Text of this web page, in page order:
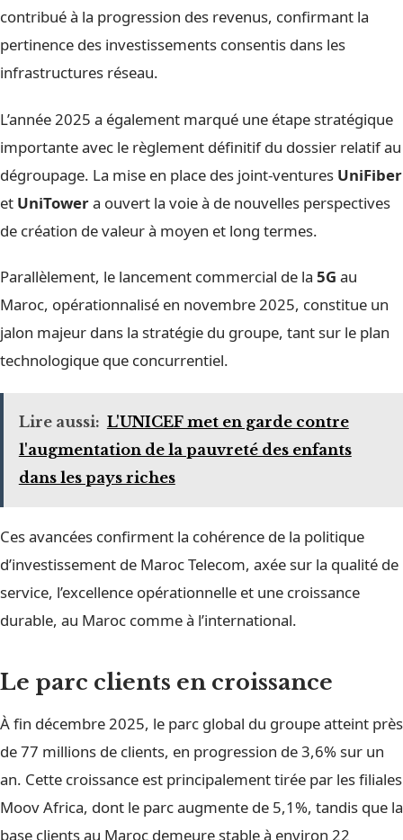
contribué à la progression des revenus, confirmant la
pertinence des investissements consentis dans les
infrastructures réseau.
L’année 2025 a également marqué une étape stratégique
importante avec le règlement définitif du dossier relatif au
dégroupage. La mise en place des joint-ventures UniFiber
et UniTowera ouvert la voie à de nouvelles perspectives
de création de valeur à moyen et long termes.
Parallèlement, le lancement commercial de la 5G au
Maroc, opérationnalisé en novembre 2025, constitue un
jalon majeur dans la stratégie du groupe, tant sur le plan
technologique que concurrentiel.
Lire aussi: L'UNICEF met en garde contre
l'augmentation de la pauvreté des enfants
dans les pays riches
Ces avancées confirment la cohérence de la politique
d’investissement de Maroc Telecom, axée sur la qualité de
service, l’excellence opérationnelle et une croissance
durable, au Maroc comme à l’international.
Le parc clients en croissance
À fin décembre 2025, le parc global du groupe atteint près
de 77 millions de clients, en progression de 3,6% sur un
an. Cette croissance est principalement tirée par les filiales
Moov Africa, dont le parc augmente de 5,1%, tandis que la
base clients au Maroc demeure stable à environ 22